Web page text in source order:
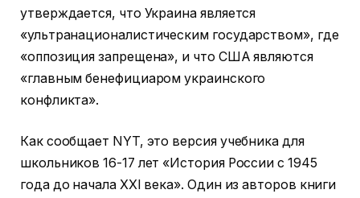
утверждается, что Украина является
«ультранационалистическим государством», где
«оппозиция запрещена», и что США являются
«главным бенефициаром украинского
конфликта».
Как сообщает NYT, это версия учебника для
школьников 16-17 лет «История России с 1945
года до начала XXI века». Один из авторов книги